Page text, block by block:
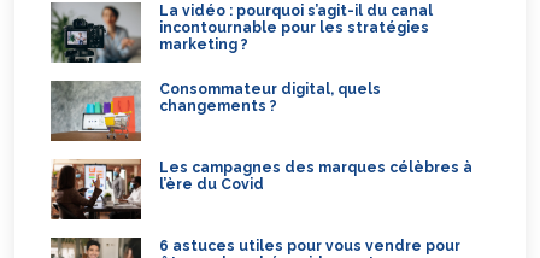
La vidéo : pourquoi s’agit-il du canal
incontournable pour les stratégies
marketing ?
Consommateur digital, quels
changements ?
Les campagnes des marques célèbres à
l’ère du Covid
6 astuces utiles pour vous vendre pour